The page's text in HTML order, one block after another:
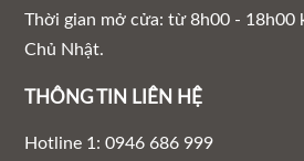
Thời gian mở cửa: từ 8h00 - 18h00
Chủ Nhật.
THÔNG TIN LIÊN HỆ
Hotline 1: 0946 686 999